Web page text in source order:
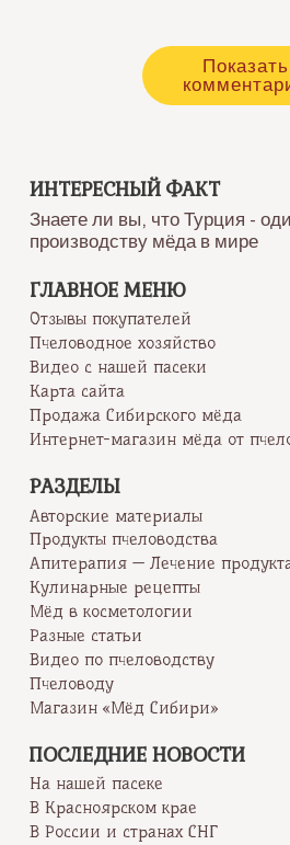
Показать
ИНТЕРЕСНЫЙ ФАКТ
Знаете ли вы, что Турция -
производству мёда в мире
ГЛАВНОЕ МЕНЮ
Отзывы покупателей
Пчеловодное хозяйство
Видео с нашей пасеки
Карта сайта
Продажа Сибирского мёда
Интернет-магазин мёда от
РАЗДЕЛЫ
Авторские материалы
Продукты пчеловодства
Апитерапия — Лечение
Кулинарные рецепты
Мёд в косметологии
Разные статьи
Видео по пчеловодству
Пчеловоду
Магазин «Мёд Сибири»
ПОСЛЕДНИЕ НОВОСТИ
На нашей пасеке
В Красноярском крае
В России и странах СНГ